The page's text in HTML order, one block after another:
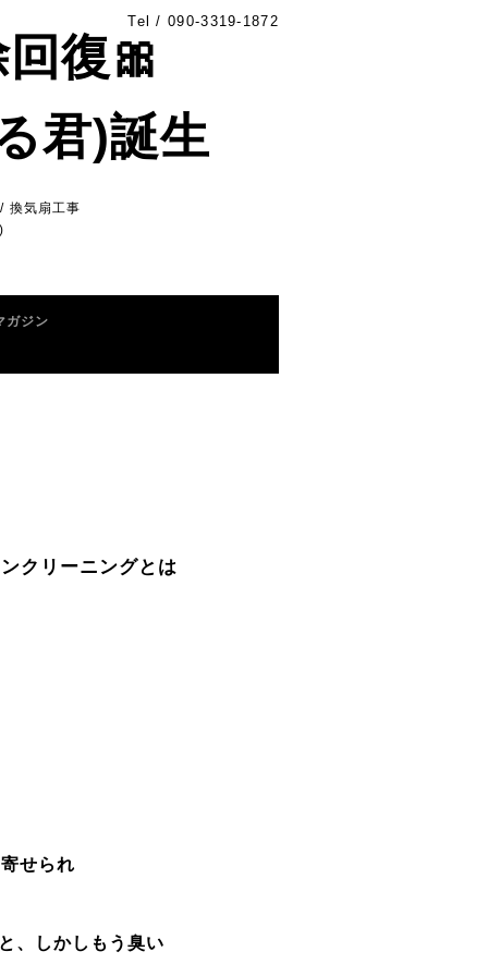
Tel /090-3319-1872
復🎀
君)誕生
換気扇工事
ガジン
クリーニングとは
せられ
、しかしもう臭い